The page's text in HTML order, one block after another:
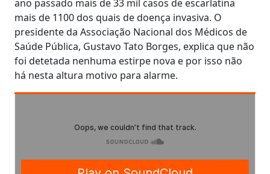
ano passado mais de 33 mil casos de escarlatina
mais de 1100 dos quais de doença invasiva. O
presidente da Associação Nacional dos Médicos de
Saúde Pública, Gustavo Tato Borges, explica que não
foi detetada nenhuma estirpe nova e por isso não
há nesta altura motivo para alarme.